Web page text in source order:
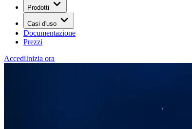
Prodotti
Casi d'uso
Documentazione
Prezzi
AccediInizia ora